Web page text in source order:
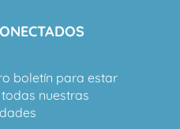
boletín para estar
nuestras